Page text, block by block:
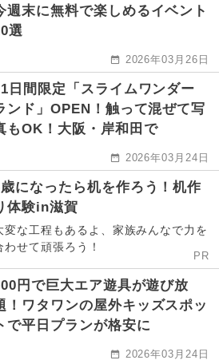
週末に無料で楽しめるイベント
選
2026年03月26日
日間限定「スライムワンダー
ンド」OPEN！触って混ぜて写
もOK！大阪・岸和田で
2026年03月24日
になったら机を作ろう！机作
体験in滋賀
変な工程もあるよ、家族みんなで力を
わせて頑張ろう！
PR
円で巨大エア遊具が遊び放
！ワタワンの屋外キッズスポッ
トで平日プランが格安に
2026年03月24日